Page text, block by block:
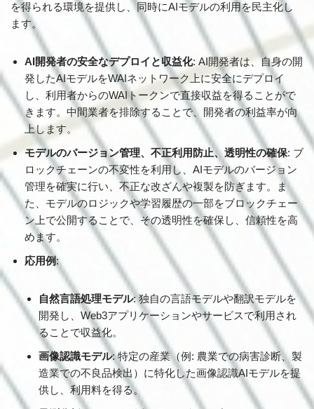
を得られる環境を提供し、同時にAIモデルの利用を民主化し
ます。
AI開発者の安全なデプロイと収益化: AI開発者は、自身の開
発したAIモデルをWAIネットワーク上に安全にデプロイ
し、利用者からのWAIトークンで直接収益を得ることがで
きます。中間業者を排除することで、開発者の利益率が向
上します。
モデルのバージョン管理、不正利用防止、透明性の確保: ブ
ロックチェーンの不変性を利用し、AIモデルのバージョン
管理を確実に行い、不正な改ざんや複製を防ぎます。ま
た、モデルのロジックや学習履歴の一部をブロックチェー
ン上で公開することで、その透明性を確保し、信頼性を高
めます。
応用例:
自然言語処理モデル: 独自の言語モデルや翻訳モデルを
開発し、Web3アプリケーションやサービスで利用され
ることで収益化。
画像認識モデル: 特定の産業（例: 農業での病害診断、製
造業での不良品検出）に特化した画像認識AIモデルを提
供し、利用料を得る。